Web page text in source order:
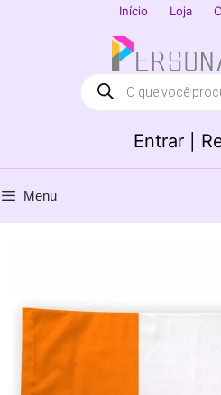
Início Loja
Entrar |
Products
search
Menu